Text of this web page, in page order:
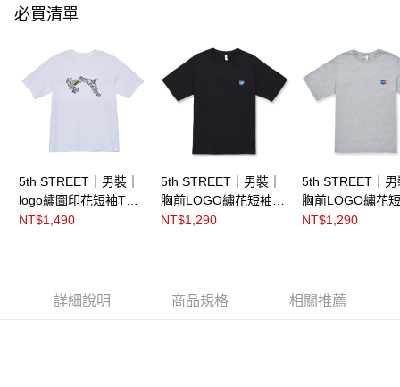
５．嚴禁一人註冊多個帳號或使用他人資訊註冊。若發現惡意使用之情形，
免運費
必買清單
5th STREET｜男裝｜
logo繡圖印花短袖T恤
｜白色
NT$1,490
5th STREET｜男裝｜
胸前LOGO繡花短袖T
恤｜黑色
NT$1,290
5th STREET｜男
胸前LOGO繡花
恤｜灰色
NT$1,290
詳細說明 商品規格 相關推薦